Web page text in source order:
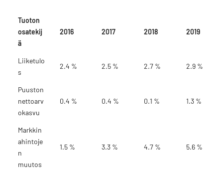
Tuoton
osatekij
ä
2016 2017 2018 2019
Liiketulo
s
2.4 % 2.5 % 2.7 % 2.9 %
Puuston
nettoarv
okasvu
0.4 % 0.4 % 0.1 % 1.3 %
Markkin
ahintoje
n
muutos
1.5 % 3.3 % 4.7 % 5.6 %